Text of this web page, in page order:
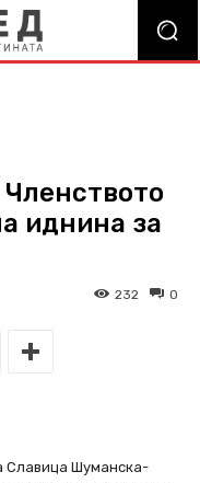
иднина за
0
232
Славица Шуманска-